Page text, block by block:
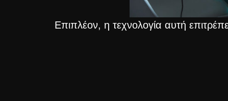
Επιπλέον, η τεχνολογία αυτή